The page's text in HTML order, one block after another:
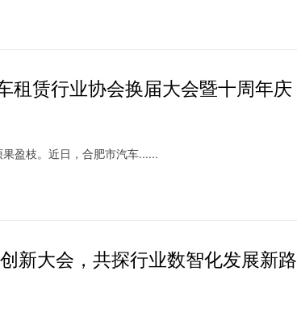
赁行业协会换届大会暨十周年庆
盈枝。近日，合肥市汽车......
新大会，共探行业数智化发展新路